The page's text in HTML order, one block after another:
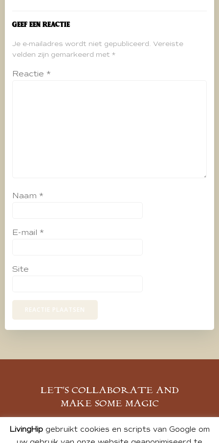
Geef een reactie
Je e-mailadres wordt niet gepubliceerd. Vereiste
velden zijn gemarkeerd met *
Reactie *
Naam *
E-mail *
Site
LET’S COLLABORATE AND
MAKE SOME MAGIC
MELD JE AAN
LivingHipgebruikt cookies en scripts van Google om